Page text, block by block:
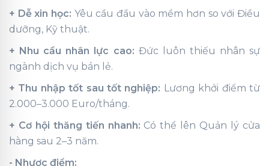
+ Dễ xin học: Yêu cầu đầu vào mềm hơn so với Điều
dưỡng, Kỹ thuật.
+ Nhu cầu nhân lực cao: Đức luôn thiếu nhân sự
ngành dịch vụ bán lẻ.
+ Thu nhập tốt sau tốt nghiệp: Lương khởi điểm từ
2.000–3.000 Euro/tháng.
+ Cơ hội thăng tiến nhanh: Có thể lên Quản lý cửa
hàng sau 2–3 năm.
- Nhược điểm: